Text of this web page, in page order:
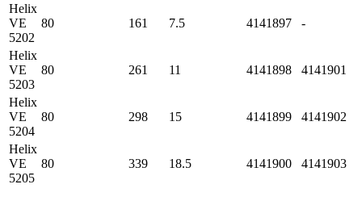
Helix
VE
5202
80 161 7.5 4141897 -
Helix
VE
5203
80 261 11 4141898 4141901
Helix
VE
5204
80 298 15 4141899 4141902
Helix
VE
5205
80 339 18.5 4141900 4141903